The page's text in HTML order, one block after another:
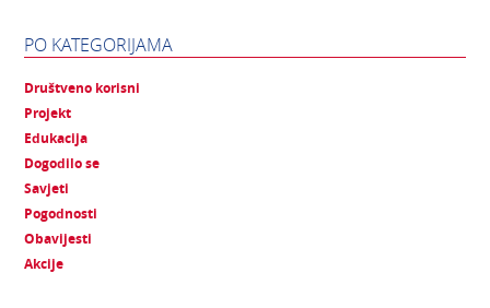
PO KATEGORIJAMA
Društveno korisni
Projekt
Edukacija
Dogodilo se
Savjeti
Pogodnosti
Obavijesti
Akcije